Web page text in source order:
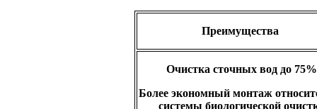
Преимущества
Очистка сточных вод до 75%
Более экономный монтаж
системы биологической